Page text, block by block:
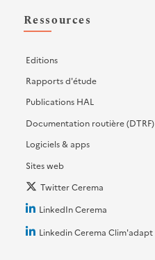
Ressources
Editions
Rapports d'étude
Publications HAL
Documentation routière (DTRF)
Logiciels & apps
Sites web
Twitter Cerema
LinkedIn Cerema
Linkedin Cerema Clim'adapt